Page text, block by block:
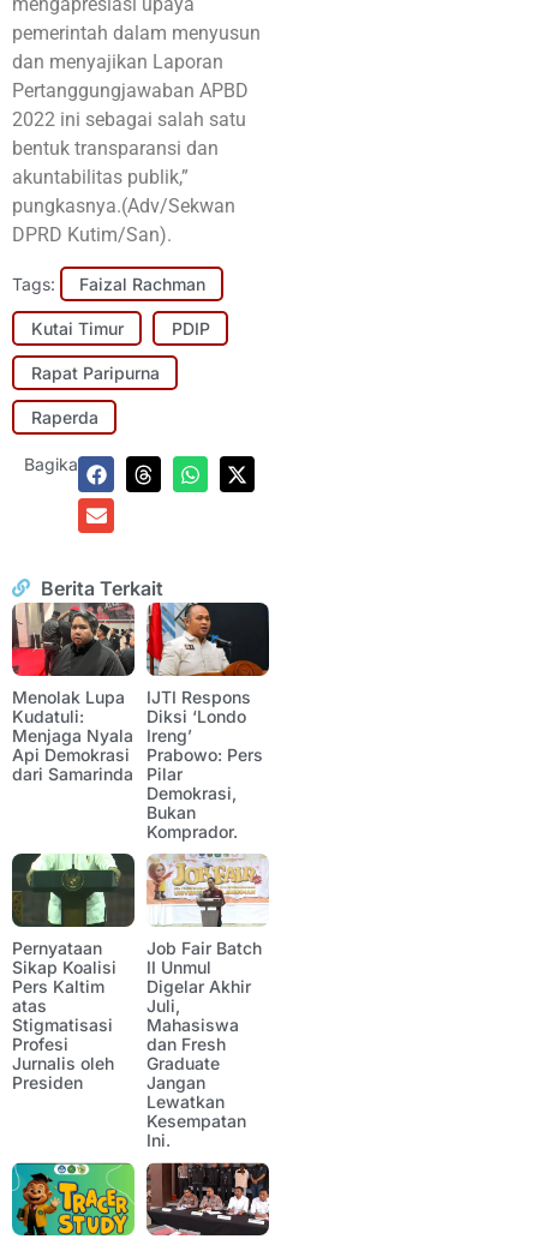
pemerintah dalam menyusun
dan menyajikan Laporan
Pertanggungjawaban APBD
2022 ini sebagai salah satu
bentuk transparansi dan
akuntabilitas publik,”
pungkasnya.(Adv/Sekwan
DPRD Kutim/San).
Tags: Faizal Rachman
Kutai Timur PDIP
Rapat Paripurna
Raperda
Bagikan:
Berita Terkait
Menolak Lupa
Kudatuli:
Menjaga Nyala
Api Demokrasi
dari Samarinda
IJTI Respons
Diksi ‘Londo
Ireng’
Prabowo: Pers
Pilar
Demokrasi,
Bukan
Komprador.
Pernyataan
Sikap Koalisi
Pers Kaltim
atas
Stigmatisasi
Profesi
Jurnalis oleh
Presiden
Job Fair Batch
II Unmul
Digelar Akhir
Juli,
Mahasiswa
dan Fresh
Graduate
Jangan
Lewatkan
Kesempatan
Ini.